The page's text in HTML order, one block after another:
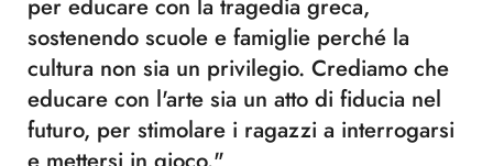
per educare con la tragedia greca,
sostenendo scuole e famiglie perché la
cultura non sia un privilegio. Crediamo che
educare con l'arte sia un atto di fiducia nel
futuro, per stimolare i ragazzi a interrogarsi